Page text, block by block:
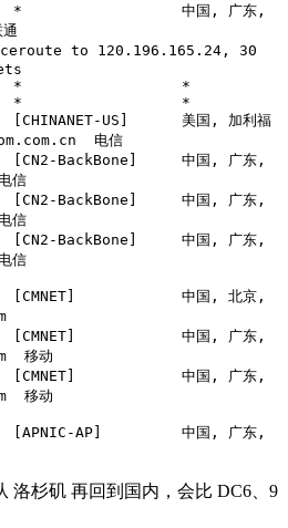
*                  中国, 广东,
to 120.196.165.24, 30
*                  *
*                  *
US]      美国, 加利福
电信
BackBone]     中国, 广东,
信
BackBone]     中国, 广东,
信
BackBone]     中国, 广东,
信
[CMNET]            中国, 北京,
[CMNET]            中国, 广东,
移动
[CMNET]            中国, 广东,
移动
[APNIC-AP]         中国, 广东,
洛杉矶 再回到国内，会比 DC6、9